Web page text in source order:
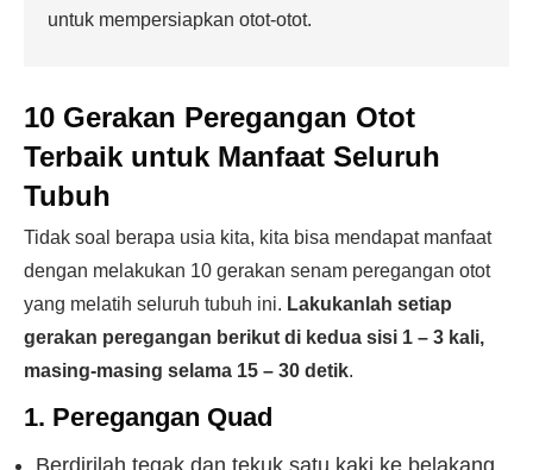
untuk mempersiapkan otot-otot.
10 Gerakan Peregangan Otot
Terbaik untuk Manfaat Seluruh
Tubuh
Tidak soal berapa usia kita, kita bisa mendapat manfaat
dengan melakukan 10 gerakan senam peregangan otot
yang melatih seluruh tubuh ini. Lakukanlah setiap
gerakan peregangan berikut di kedua sisi 1 – 3 kali,
masing-masing selama 15 – 30 detik.
1. Peregangan Quad
Berdirilah tegak dan tekuk satu kaki ke belakang,